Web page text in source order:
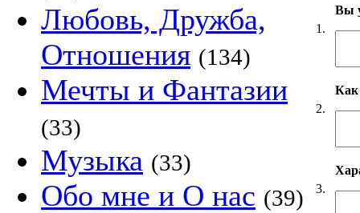
Любовь, Дружба,
Отношения (134)
Мечты и Фантазии
(33)
Музыка (33)
Обо мне и О нас (39)
1.
Вы
2.
Как
3.